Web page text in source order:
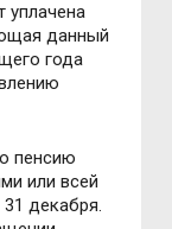
уплачена
данный
года
пенсию
или всей
декабря.